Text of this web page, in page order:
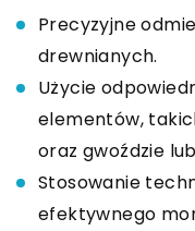
Precyzyjne
drewnianych.
Użycie
elementów,
oraz gwoździe
Stosowanie
efektywnego